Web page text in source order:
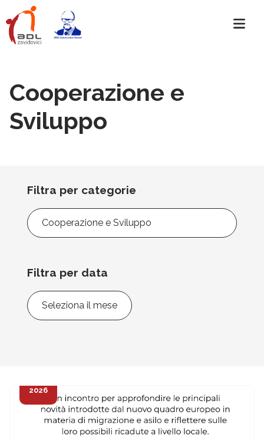
Cooperazione e
Sviluppo
Filtra per categorie
Filtra
per
categorie
Filtra per data
Filtra
per
data
2026